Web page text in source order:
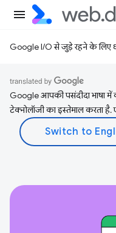
Google I/O से जुड़े रहने के लिए
Google आपकी पसंदीदा भाषा
टेक्नोलॉजी का इस्तेमाल करता